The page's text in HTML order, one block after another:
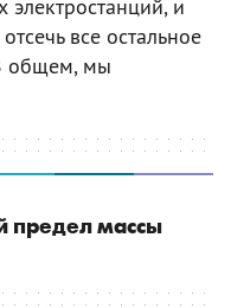
и
все остальное
общем, мы
предел массы